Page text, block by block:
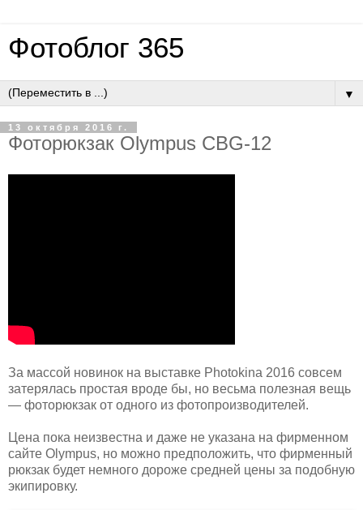
Фотоблог 365
▼
13 октября 2016 г.
Фоторюкзак Olympus CBG-12
За массой новинок на выставке Photokina 2016 совсем
затерялась простая вроде бы, но весьма полезная вещь
— фоторюкзак от одного из фотопроизводителей.
Цена пока неизвестна и даже не указана на фирменном
сайте Olympus, но можно предположить, что фирменный
рюкзак будет немного дороже средней цены за подобную
экипировку.